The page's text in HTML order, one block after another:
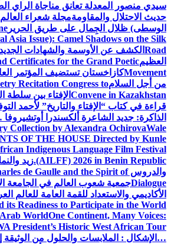
سيدي منصور المعدلة تعانق مناجاة الراي
حديث الاحتلال والمقاومةمجلة شعراء
الوسطى) ظلال الجِمال على طريق الحرير
Asia Issue): Camel Shadows on the Silk
Road الكشف عن الأوسمة والشهادات
العظيمCertificates for the Grand Poetic
Movementكازاخستان تستضيف المؤتمر
من أجل السلامRecitation Congress to
Convene in Kazakhstan الإفتاء بين سلطة
قراءة في كتاب “الإفتاء والتاريخ” لأحمد
الذاكرة: جديد الشاعرة ألكسندرا أوتشيروفا
Collection by Alexandra OchirovaWale
OF THE HOUSE Directed by Kunle
Indigenous Language Film Festival
(AILFF) 2026 in Benin Republic. زيد
والدروسde Gaulle and the Spirit of
Dialogueجمعية شعوب العالم في الجامعة
الأكاديمي والاستعداد للقمة العامة للعالم
its Readiness to Participate in the World
WorldOne Continent, Many Voices:
President’s Historic West African Tour
…الإشكال : الملابسات والحلول من الوثيقة